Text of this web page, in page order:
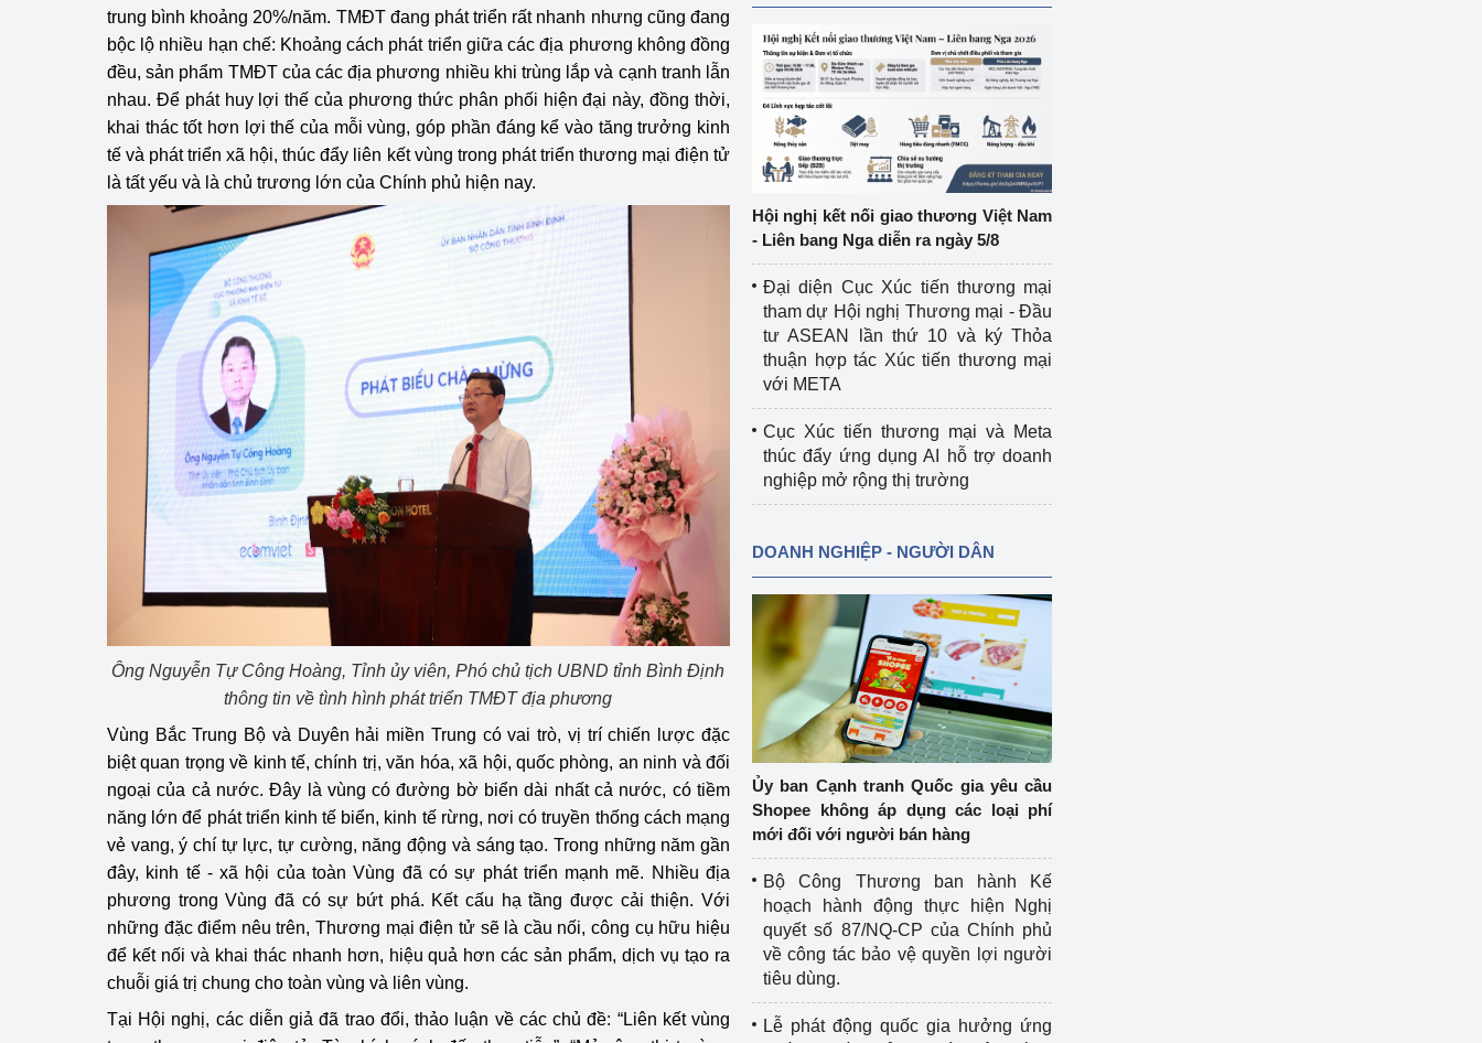
Khu vực miền Trung
Khu vực miền Nam
Thị trường nước ngoàiHiệp định EVFTA
Thị trường châu Á – châu Phi
Thị trường châu Âu – châu Mỹ
Thị trường trong nước
Ngành Công Thương đưa nghị quyết
Đại hội XIV của Đảng vào cuộc sống
Phát triển công nghiệpCông nghiệp nền tảng
Chính sách
Sản xuất công nghiệp
Phát triển năng lượng
trung bình khoảng 20%/năm. TMĐT đang phát triển rất nhanh nhưng cũng đang
bộc lộ nhiều hạn chế: Khoảng cách phát triển giữa các địa phương không đồng
đều, sản phẩm TMĐT của các địa phương nhiều khi trùng lắp và cạnh tranh lẫn
nhau. Để phát huy lợi thế của phương thức phân phối hiện đại này, đồng thời,
khai thác tốt hơn lợi thế của mỗi vùng, góp phần đáng kể vào tăng trưởng kinh
tế và phát triển xã hội, thúc đẩy liên kết vùng trong phát triển thương mại điện tử
là tất yếu và là chủ trương lớn của Chính phủ hiện nay.
Ông Nguyễn Tự Công Hoàng, Tỉnh ủy viên, Phó chủ tịch UBND tỉnh Bình Định
thông tin về tình hình phát triển TMĐT địa phương
Vùng Bắc Trung Bộ và Duyên hải miền Trung có vai trò, vị trí chiến lược đặc
biệt quan trọng về kinh tế, chính trị, văn hóa, xã hội, quốc phòng, an ninh và đối
ngoại của cả nước. Đây là vùng có đường bờ biển dài nhất cả nước, có tiềm
năng lớn để phát triển kinh tế biển, kinh tế rừng, nơi có truyền thống cách mạng
vẻ vang, ý chí tự lực, tự cường, năng động và sáng tạo. Trong những năm gần
đây, kinh tế - xã hội của toàn Vùng đã có sự phát triển mạnh mẽ. Nhiều địa
phương trong Vùng đã có sự bứt phá. Kết cấu hạ tầng được cải thiện. Với
những đặc điểm nêu trên, Thương mại điện tử sẽ là cầu nối, công cụ hữu hiệu
để kết nối và khai thác nhanh hơn, hiệu quả hơn các sản phẩm, dịch vụ tạo ra
chuỗi giá trị chung cho toàn vùng và liên vùng.
Tại Hội nghị, các diễn giả đã trao đổi, thảo luận về các chủ đề: “Liên kết vùng
Hội nghị kết nối giao thương Việt Nam
- Liên bang Nga diễn ra ngày 5/8
Đại diện Cục Xúc tiến thương mại
tham dự Hội nghị Thương mại - Đầu
tư ASEAN lần thứ 10 và ký Thỏa
thuận hợp tác Xúc tiến thương mại
với META
Cục Xúc tiến thương mại và Meta
thúc đẩy ứng dụng AI hỗ trợ doanh
nghiệp mở rộng thị trường
DOANH NGHIỆP - NGƯỜI DÂN
Ủy ban Cạnh tranh Quốc gia yêu cầu
Shopee không áp dụng các loại phí
mới đối với người bán hàng
Bộ Công Thương ban hành Kế
hoạch hành động thực hiện Nghị
quyết số 87/NQ-CP của Chính phủ
về công tác bảo vệ quyền lợi người
tiêu dùng.
Lễ phát động quốc gia hưởng ứng